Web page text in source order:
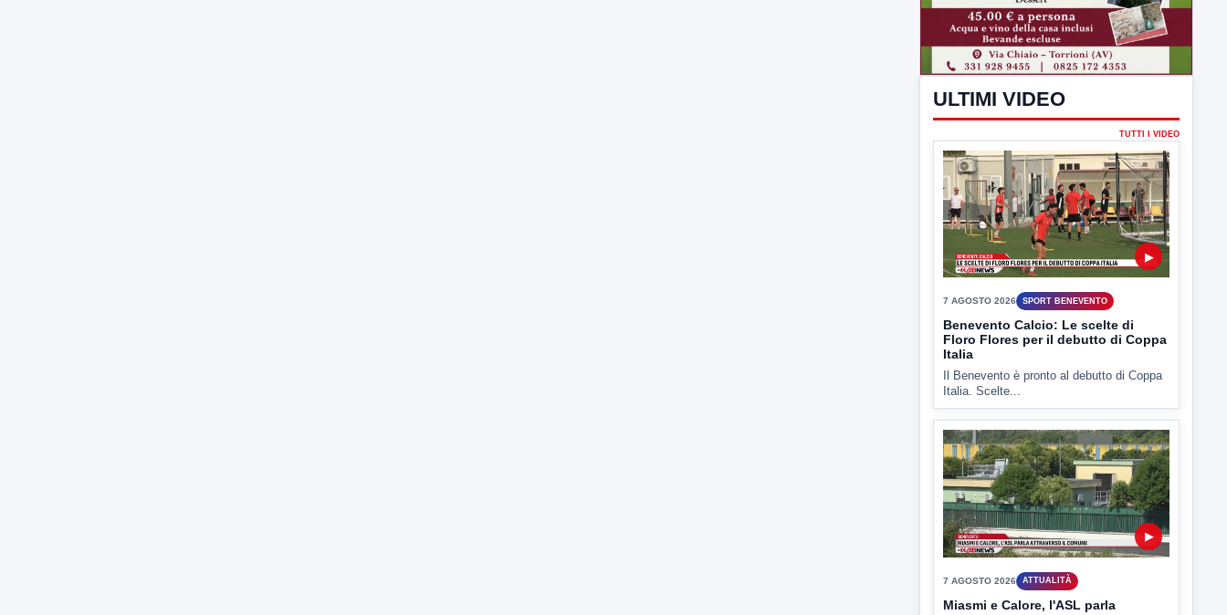
TUTTI I VIDEO
▶
7 AGOSTO 2026 SPORT BENEVENTO
Benevento Calcio: Le scelte di
Floro Flores per il debutto di Coppa
Italia
Il Benevento è pronto al debutto di Coppa
Italia. Scelte...
▶
7 AGOSTO 2026 ATTUALITÀ
Miasmi e Calore, l'ASL parla
attraverso il Comune
Nessuna nuova moria di pesci e nessuna
criticità igienico-sanitaria nel...